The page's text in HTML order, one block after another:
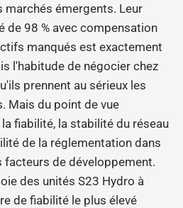
émergents. Leur
de 98 % avec compensation
manqués est exactement
l'habitude de négocier chez
prennent au sérieux les
Mais du point de vue
fiabilité, la stabilité du réseau
de la réglementation dans
de développement.
des unités S23 Hydro à
de fiabilité le plus élevé